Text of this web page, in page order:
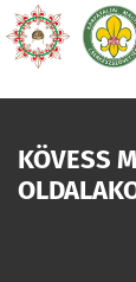
KÖVESS